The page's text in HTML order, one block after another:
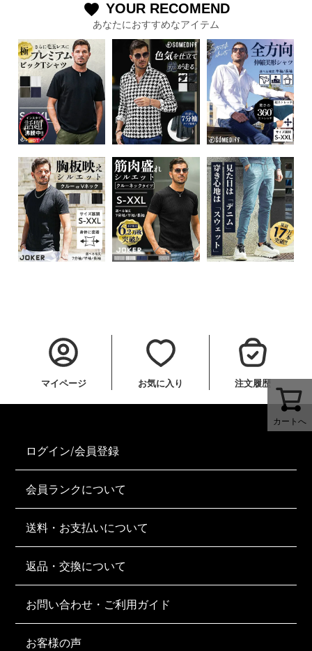
カートへ
favorite YOUR RECOMEND
あなたにおすすめなアイテム
マイページ お気に入り 注文履歴
ログイン/会員登録
会員ランクについて
送料・お支払いについて
返品・交換について
お問い合わせ・ご利用ガイド
お客様の声